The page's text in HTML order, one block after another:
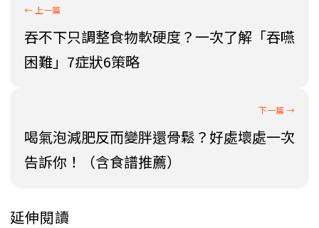
吞不下只調整食物軟硬度？一次了解「吞嚥
困難」7症狀6策略
喝氣泡減肥反而變胖還骨鬆？好處壞處一次
告訴你！（含食譜推薦）
延伸閱讀